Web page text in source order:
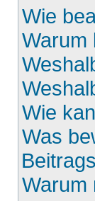
Wie
Warum
Wie
Was
Warum